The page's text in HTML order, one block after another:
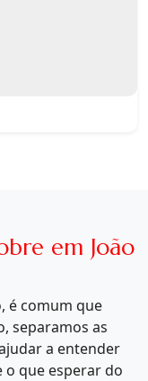
em João
é comum que
separamos as
a entender
que esperar do